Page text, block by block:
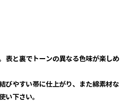
表と裏でトーンの異なる色味が楽しめ
びやすい帯に仕上がり、また綿素材な
い下さい。